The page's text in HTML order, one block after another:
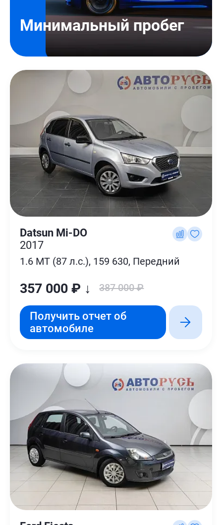
Минимальный пробег
Datsun Mi-DO
2017
1.6 MT (87 л.с.), 159 630, Передний
357 000 ₽ ↓ 387 000 ₽
Получить отчет об
автомобиле